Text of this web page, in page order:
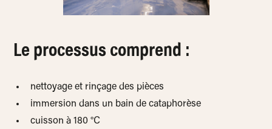
Le processus comprend :
nettoyage et rinçage des pièces
immersion dans un bain de cataphorèse
cuisson à 180 °C